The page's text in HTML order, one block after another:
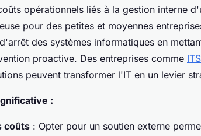
opérationnels liés à la gestion interne
pour des petites et moyennes
des systèmes informatiques en
proactive. Des entreprises comme
peuvent transformer l'IT en un levier
:
coûts : Opter pour un soutien externe